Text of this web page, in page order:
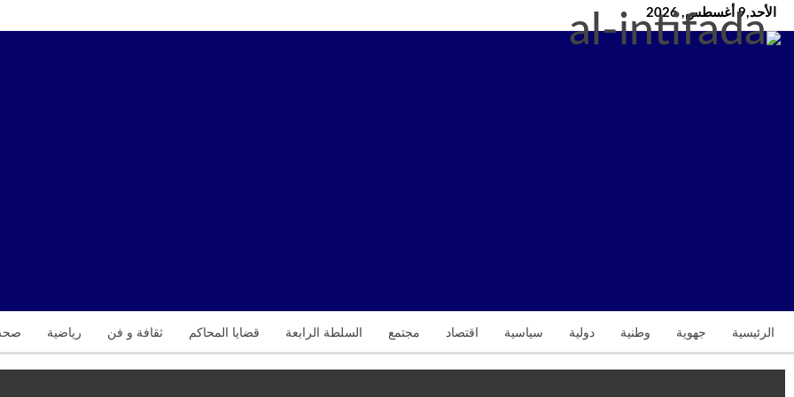
الأحد,9 أغسطس, 2026
الرئيسية جهوية وطنية دولية سياسية اقتصاد مجتمع السلطة الرابعة قضايا المحاكم ثقافة و فن رياضية